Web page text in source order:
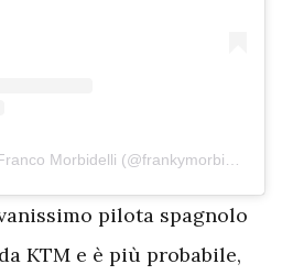
Un post condiviso da Franco Morbidelli (@frankymorbido)
pilota spagnolo
KTM e è più probabile,